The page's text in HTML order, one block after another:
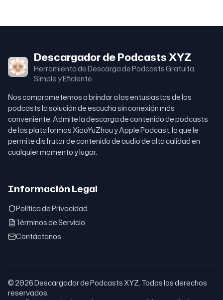
Descargador de Podcasts XYZ
Herramienta de Descarga de Podcasts Gratuita,
Simple y Eficiente
Nos comprometemos a brindar a los entusiastas de los
podcasts la solución de escucha sin conexión más
conveniente. Admite la descarga de contenido de podcasts
de las plataformas XiaoYuZhou y Apple Podcast, lo que le
permite disfrutar de contenido de audio de alta calidad en
cualquier momento y lugar.
Información Legal
Política de Privacidad
Términos de Servicio
Contáctanos
© 2026 Descargador de Podcasts XYZ. Todos los derechos
reservados.